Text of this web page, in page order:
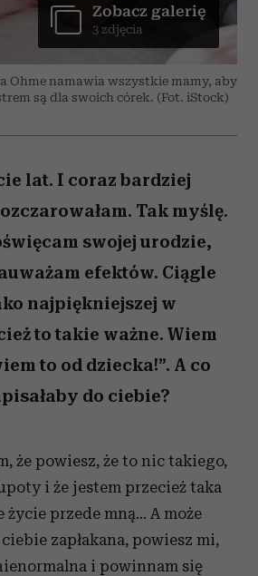
Ohme namawia wszystkie mamy, aby
są dla swoich córek. (Fot. iStock)
Zobacz galerię
3 zdjęcia
lat. I coraz bardziej
Tak myślę.
swojej urodzie,
efektów. Ciągle
najpiękniejszej w
to takie ważne. Wiem
to od dziecka!”. A co
do ciebie?
że powiesz, że to nic takiego,
i że jestem przecież taka
życie przede mną… A może
zapłakana, powiesz mi,
i powinnam się